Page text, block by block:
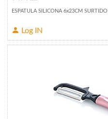
ESPATULA SILICONA 6x23CM SURTIDO
Log IN